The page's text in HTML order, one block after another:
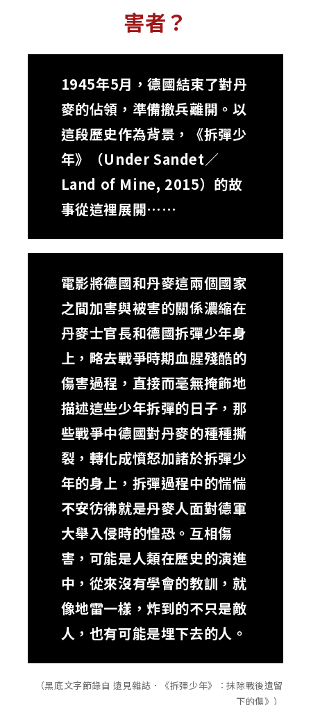
害者？
1945年5月，德國結束了對丹
麥的佔領，準備撤兵離開。以
這段歷史作為背景，《拆彈少
年》（Under Sandet／
Land of Mine, 2015）的故
事從這裡展開……
電影將德國和丹麥這兩個國家
之間加害與被害的關係濃縮在
丹麥士官長和德國拆彈少年身
上，略去戰爭時期血腥殘酷的
傷害過程，直接而毫無掩飾地
描述這些少年拆彈的日子，那
些戰爭中德國對丹麥的種種撕
裂，轉化成憤怒加諸於拆彈少
年的身上，拆彈過程中的惴惴
不安彷彿就是丹麥人面對德軍
大舉入侵時的惶恐。互相傷
害，可能是人類在歷史的演進
中，從來沒有學會的教訓，就
像地雷一樣，炸到的不只是敵
人，也有可能是埋下去的人。
（黑底文字節錄自 遠見雜誌．《拆彈少年》：抹除戰後遺留
下的傷》）